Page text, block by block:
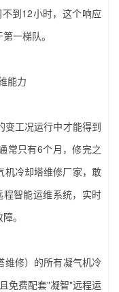
到12小时，这个响应
一梯队。
能力
变工况运行中才能得到
常只有6个月，修完之
机冷却塔维修厂家‌，敢
智能运维系统，实时
。
维修）‌的所有凝气机冷
免费配套"凝智"远程运